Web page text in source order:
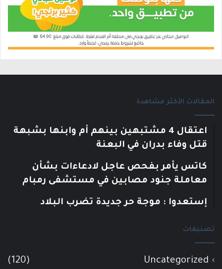
المقالات الأكثر مشاهدة
اعتقال 4 مشتبهين بينهم أم وابنها بشبهة
قتل وفاء بدران في البعنة
كاتس يأمر بفحص عاجل لادعاءات بشأن
معاملة جنود مصابين في مستشفى رمبام
إستعدوا : موجة حر جديدة تضرب البلاد
تصنيفات
Uncategorized
(120)